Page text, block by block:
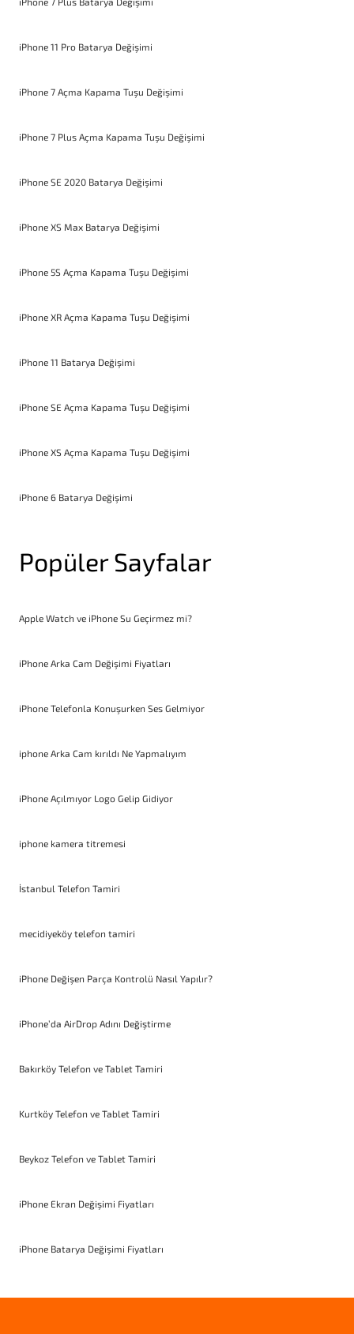
iPhone 11 Pro Batarya Değişimi
iPhone 7 Açma Kapama Tuşu Değişimi
iPhone 7 Plus Açma Kapama Tuşu Değişimi
iPhone SE 2020 Batarya Değişimi
iPhone XS Max Batarya Değişimi
iPhone 5S Açma Kapama Tuşu Değişimi
iPhone XR Açma Kapama Tuşu Değişimi
iPhone 11 Batarya Değişimi
iPhone SE Açma Kapama Tuşu Değişimi
iPhone XS Açma Kapama Tuşu Değişimi
iPhone 6 Batarya Değişimi
Popüler Sayfalar
Apple Watch ve iPhone Su Geçirmez mi?
iPhone Arka Cam Değişimi Fiyatları
iPhone Telefonla Konuşurken Ses Gelmiyor
iphone Arka Cam kırıldı Ne Yapmalıyım
iPhone Açılmıyor Logo Gelip Gidiyor
iphone kamera titremesi
İstanbul Telefon Tamiri
mecidiyeköy telefon tamiri
iPhone Değişen Parça Kontrolü Nasıl Yapılır?
iPhone’da AirDrop Adını Değiştirme
Bakırköy Telefon ve Tablet Tamiri
Kurtköy Telefon ve Tablet Tamiri
Beykoz Telefon ve Tablet Tamiri
iPhone Ekran Değişimi Fiyatları
iPhone Batarya Değişimi Fiyatları